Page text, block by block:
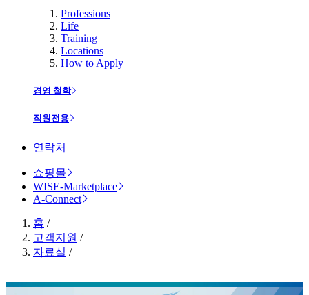
Professions
Life
Training
Locations
How to Apply
경영 철학
직원전용
연락처
쇼핑몰
WISE-Marketplace
A-Connect
홈 /
고객지원 /
자료실 /